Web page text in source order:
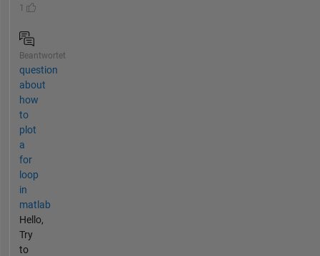
1
Beantwortet
question
about
how
to
plot
a
for
loop
in
matlab
Hello,
Try
to